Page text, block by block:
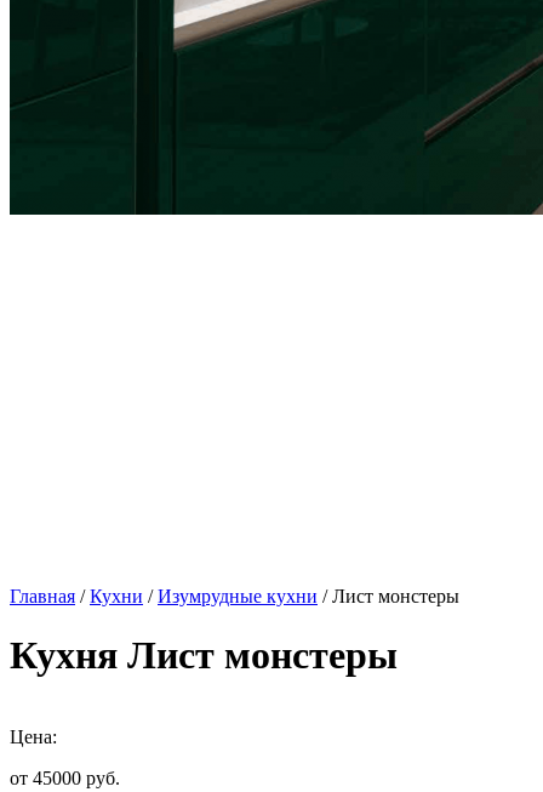
Главная /Кухни /Изумрудные кухни / Лист монстеры
Кухня Лист монстеры
Цена:
от 45000 руб.